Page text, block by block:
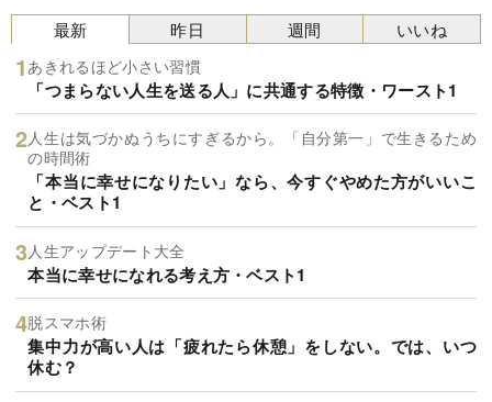
最新
あきれるほど小さい習慣
「つまらない人生を送る人」に共通する特徴・ワースト1
人生は気づかぬうちにすぎるから。「自分第一」で生きるため
の時間術
「本当に幸せになりたい」なら、今すぐやめた方がいいこ
と・ベスト1
人生アップデート大全
本当に幸せになれる考え方・ベスト1
脱スマホ術
集中力が高い人は「疲れたら休憩」をしない。では、いつ
休む？
昨日 週間 いいね